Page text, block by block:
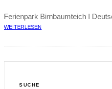
Ferienpark Birnbaumteich I
WEITERLESEN
SUCHE